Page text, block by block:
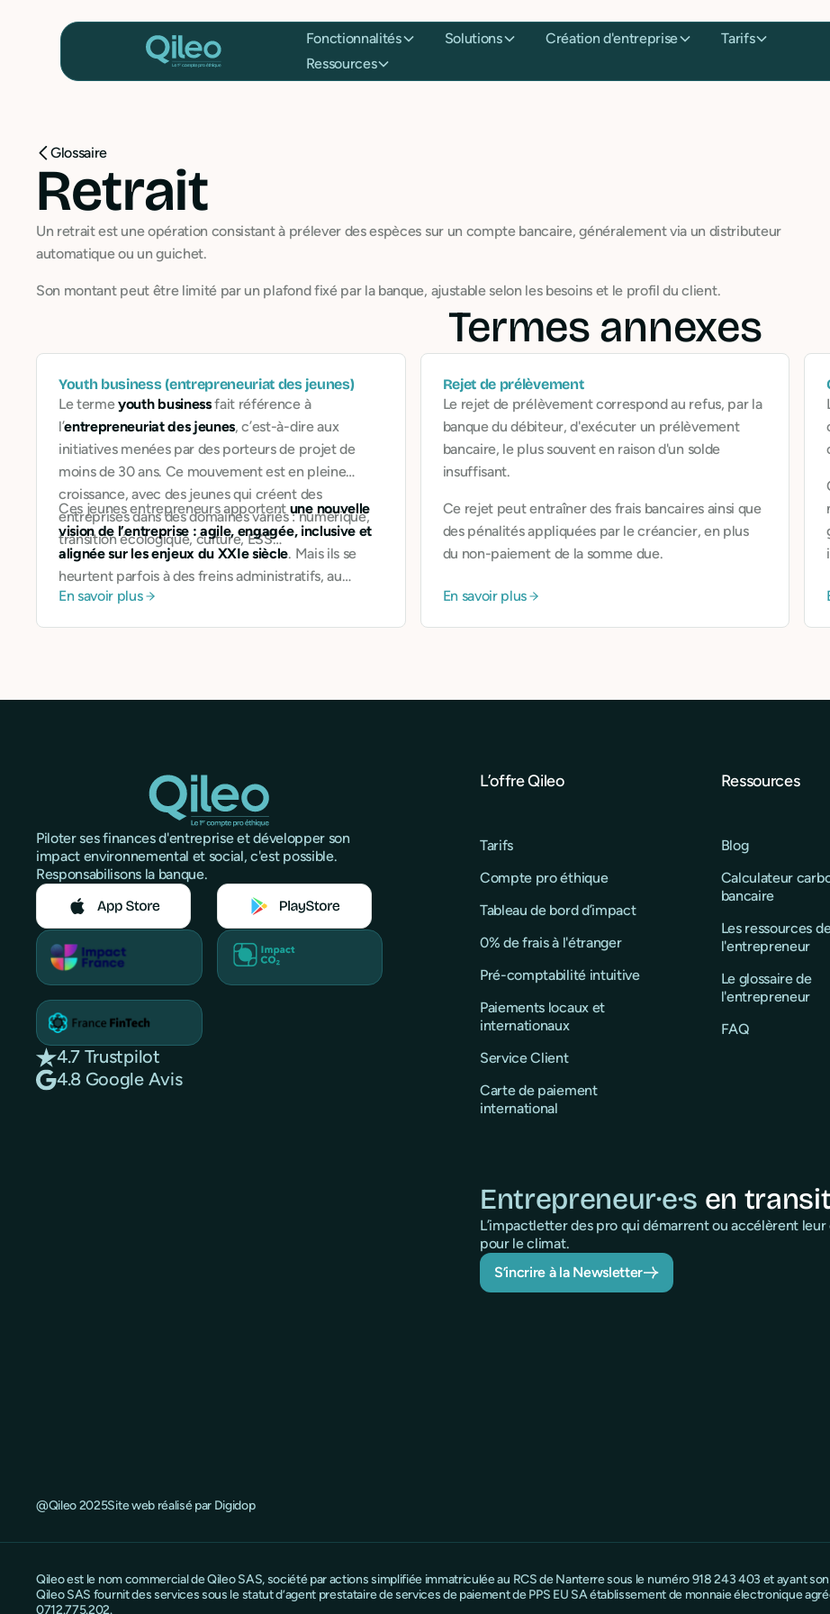
Fonctionnalités Solutions Création d'entreprise
Tarifs
Ressources
Glossaire
Retrait
Un retrait est une opération consistant à prélever des espèces sur un compte bancaire, généralement via un distributeur
automatique ou un guichet.
Son montant peut être limité par un plafond fixé par la banque, ajustable selon les besoins et le profil du client.
Termes annexes
Youth business (entrepreneuriat des jeunes)
Le termeyouth businessfait référence à
l’entrepreneuriat des jeunes, c’est-à-dire aux
initiatives menées par des porteurs de projet de
moins de 30 ans. Ce mouvement est en pleine
croissance, avec des jeunes qui créent des
entreprises dans des domaines variés : numérique,
transition écologique, culture, ESS…
Ces jeunes entrepreneurs apportent une nouvelle
vision de l’entreprise : agile, engagée, inclusive et
alignée sur les enjeux du XXIe siècle. Mais ils se
heurtent parfois à des freins administratifs, au
manque de financement ou à la complexité des
En savoir plus
Rejet de prélèvement
Le rejet de prélèvement correspond au refus, par la
banque du débiteur, d'exécuter un prélèvement
bancaire, le plus souvent en raison d'un solde
insuffisant.
Ce rejet peut entraîner des frais bancaires ainsi que
des pénalités appliquées par le créancier, en plus
du non-paiement de la somme due.
En savoir plus
Piloter ses finances d'entreprise et développer son
impact environnemental et social, c'est possible.
Responsabilisons la banque.
4.7 Trustpilot
4.8 Google Avis
L’offre Qileo
Tarifs
Compte pro éthique
Tableau de bord d’impact
0% de frais à l'étranger
Pré-comptabilité intuitive
Paiements locaux et
internationaux
Service Client
Carte de paiement
international
Ressources
Blog
Calculateur
bancaire
Les ressources
l'entrepreneur
Le glossaire de
l'entrepreneur
FAQ
Entrepreneur·e·s en
L’impactletter des pro qui démarrent ou accélèrent
pour le climat.
S’incrire à la Newsletter
@Qileo 2025Site web réalisé par Digidop
Qileo est le nom commercial de Qileo SAS, société par actions simplifiée immatriculée au RCS de Nanterre sous le numéro 918 243 403 et ayant
Qileo SAS fournit des services sous le statut d’agent prestataire de services de paiement de PPS EU SA établissement de monnaie électronique
0712.775.202.